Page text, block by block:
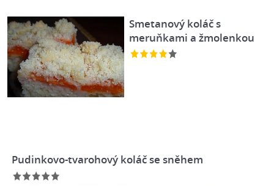
Smetanový koláč s
meruňkami a žmolenkou
Pudinkovo-tvarohový koláč se sněhem